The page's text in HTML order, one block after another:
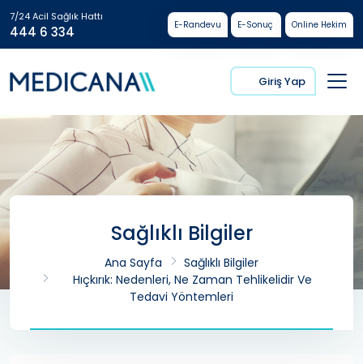
7/24 Acil Sağlık Hattı
444 6 334 E-Randevu E-Sonuç Online Hekim
Giriş Yap
Sağlıklı Bilgiler
Ana Sayfa
Sağlıklı Bilgiler
Hıçkırık: Nedenleri, Ne Zaman Tehlikelidir Ve
Tedavi Yöntemleri